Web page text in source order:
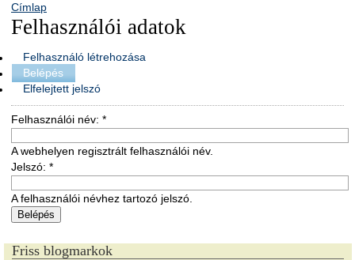
Címlap
Felhasználói adatok
Felhasználó létrehozása
Belépés
Elfelejtett jelszó
Felhasználói név: *
A webhelyen regisztrált felhasználói név.
Jelszó: *
A felhasználói névhez tartozó jelszó.
Friss blogmarkok